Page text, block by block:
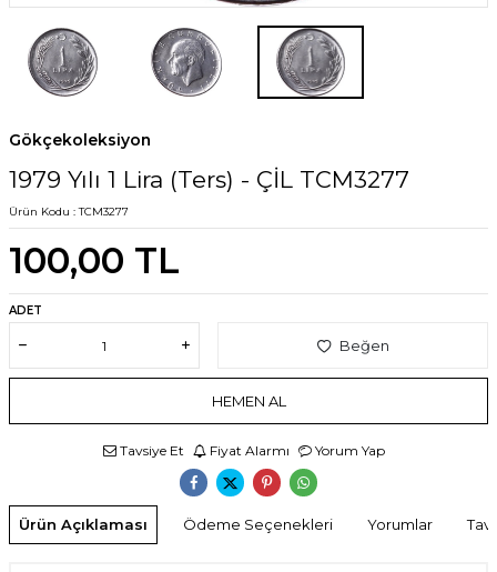
Gökçekoleksiyon
1979 Yılı 1 Lira (Ters) - ÇİL TCM3277
Ürün Kodu :TCM3277
100,00 TL
ADET
Beğen
HEMEN AL
Tavsiye Et Fiyat Alarmı Yorum Yap
Ürün Açıklaması Ödeme Seçenekleri Yorumlar